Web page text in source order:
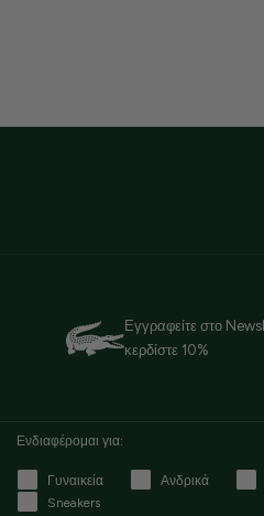
Εγγραφείτε στο
κερδίστε 10%
Ενδιαφέρομαι για:
Γυναικεία Ανδρικά
Sneakers